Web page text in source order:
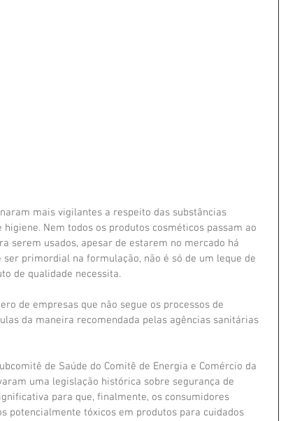
mais vigilantes a respeito das substâncias
Nem todos os produtos cosméticos passam ao
serem usados, apesar de estarem no mercado há
primordial na formulação, não é só de um leque de
de qualidade necessita.
de empresas que não segue os processos de
da maneira recomendada pelas agências sanitárias
de Saúde do Comitê de Energia e Comércio da
uma legislação histórica sobre segurança de
para que, finalmente, os consumidores
potencialmente tóxicos em produtos para cuidados